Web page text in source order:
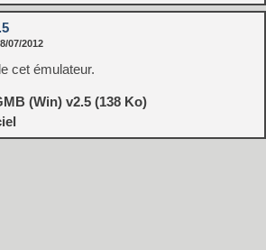
07/2012
cet émulateur.
(Win) v2.5 (138 Ko)